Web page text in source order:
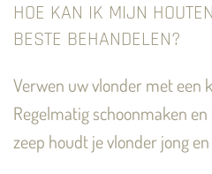
HOE KAN IK MIJN
BESTE BEHANDELEN?
Verwen uw vlonder met een
Regelmatig schoonmaken
zeep houdt je vlonder jong